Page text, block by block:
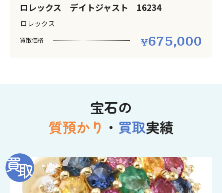
ロレックス デイトジャスト 16234
ロレックス
買取価格 675,000
宝石の
質預かり ・ 買取実績